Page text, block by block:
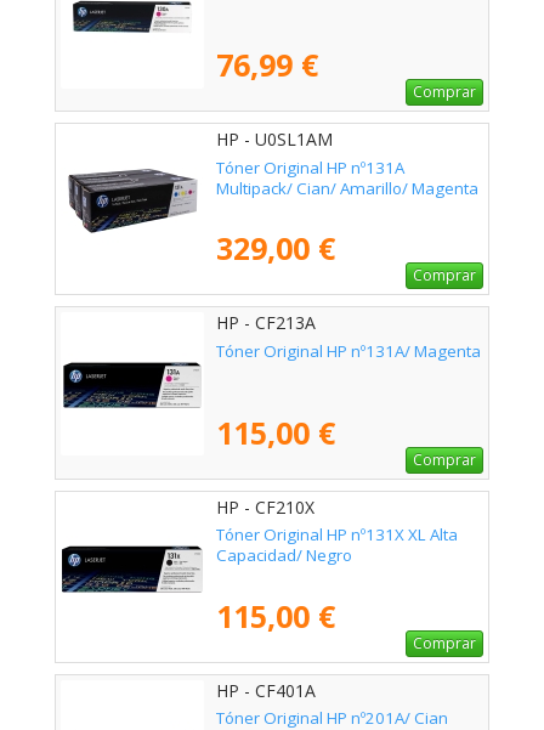
76,99 €
Comprar
HP - U0SL1AM
Tóner Original HP nº131A
Multipack/ Cian/ Amarillo/ Magenta
329,00 €
Comprar
HP - CF213A
Tóner Original HP nº131A/ Magenta
115,00 €
Comprar
HP - CF210X
Tóner Original HP nº131X XL Alta
Capacidad/ Negro
115,00 €
Comprar
HP - CF401A
Tóner Original HP nº201A/ Cian